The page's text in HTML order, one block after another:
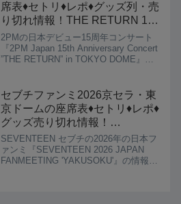
席表♦️セトリ♦️レポ♦️グッズ列・売
り切れ情報！THE RETURN 15
周年コンサート
2PMの日本デビュー15周年コンサート
『2PM Japan 15th Anniversary Concert
”THE RETURN” in TOKYO DOME』の
公...
セブチファンミ2026京セラ・東
京ドームの座席表♦️セトリ♦️レポ♦️
グッズ売り切れ情報！
『YAKUSOKU』日本ペンミ
SEVENTEEN セブチの2026年の日本フ
ァンミ『SEVENTEEN 2026 JAPAN
FANMEETING 'YAKUSOKU'』の情報を